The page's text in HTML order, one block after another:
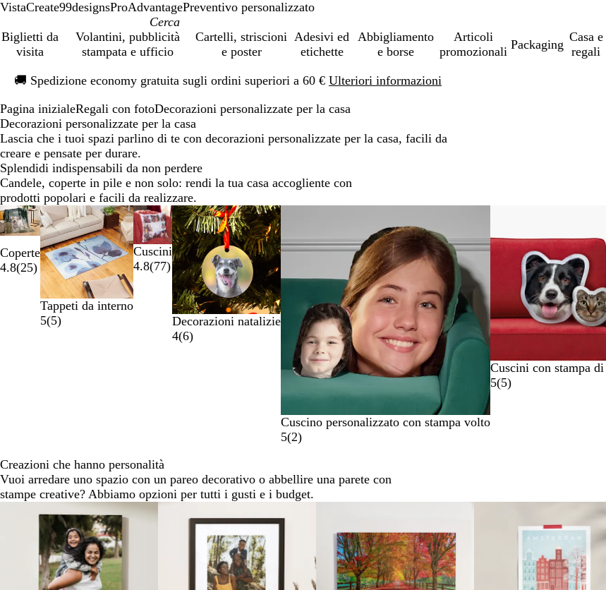
VistaCreate99designsProAdvantagePreventivo personalizzato
Biglietti da
visita
Volantini, pubblicità
stampata e ufficio
Cartelli, striscioni
e poster
Adesivi ed
etichette
Abbigliamento
e borse
Articoli
promozionali
Packaging
Casa e
regali
🚚 Spedizione economy gratuita sugli ordini superiori a 60 € Ulteriori informazioni
1
Pagina inizialeRegali con fotoDecorazioni personalizzate per la casa
Decorazioni personalizzate per la casa
Lascia che i tuoi spazi parlino di te con decorazioni personalizzate per la casa, facili da
creare e pensate per durare.
Splendidi indispensabili da non perdere
Candele, coperte in pile e non solo: rendi la tua casa accogliente con
prodotti popolari e facili da realizzare.
Coperte
4.8(25)
Tappeti da interno
5(5)
Nuove opzioni
Cuscini
4.8(77)
Decorazioni natalizie
4(6)
Cuscino personalizzato con stampa volto
5(2)
Cuscini con stampa
5(5)
Diapositiva
da
a
2
Creazioni che hanno personalità
Vuoi arredare uno spazio con un pareo decorativo o abbellire una parete con
stampe creative? Abbiamo opzioni per tutti i gusti e i budget.